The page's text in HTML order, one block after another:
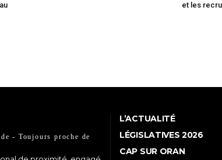
et les
- Toujours proche de
L’ACTUALITÉ
LÉGISLATIVES 2026
CAP SUR ORAN